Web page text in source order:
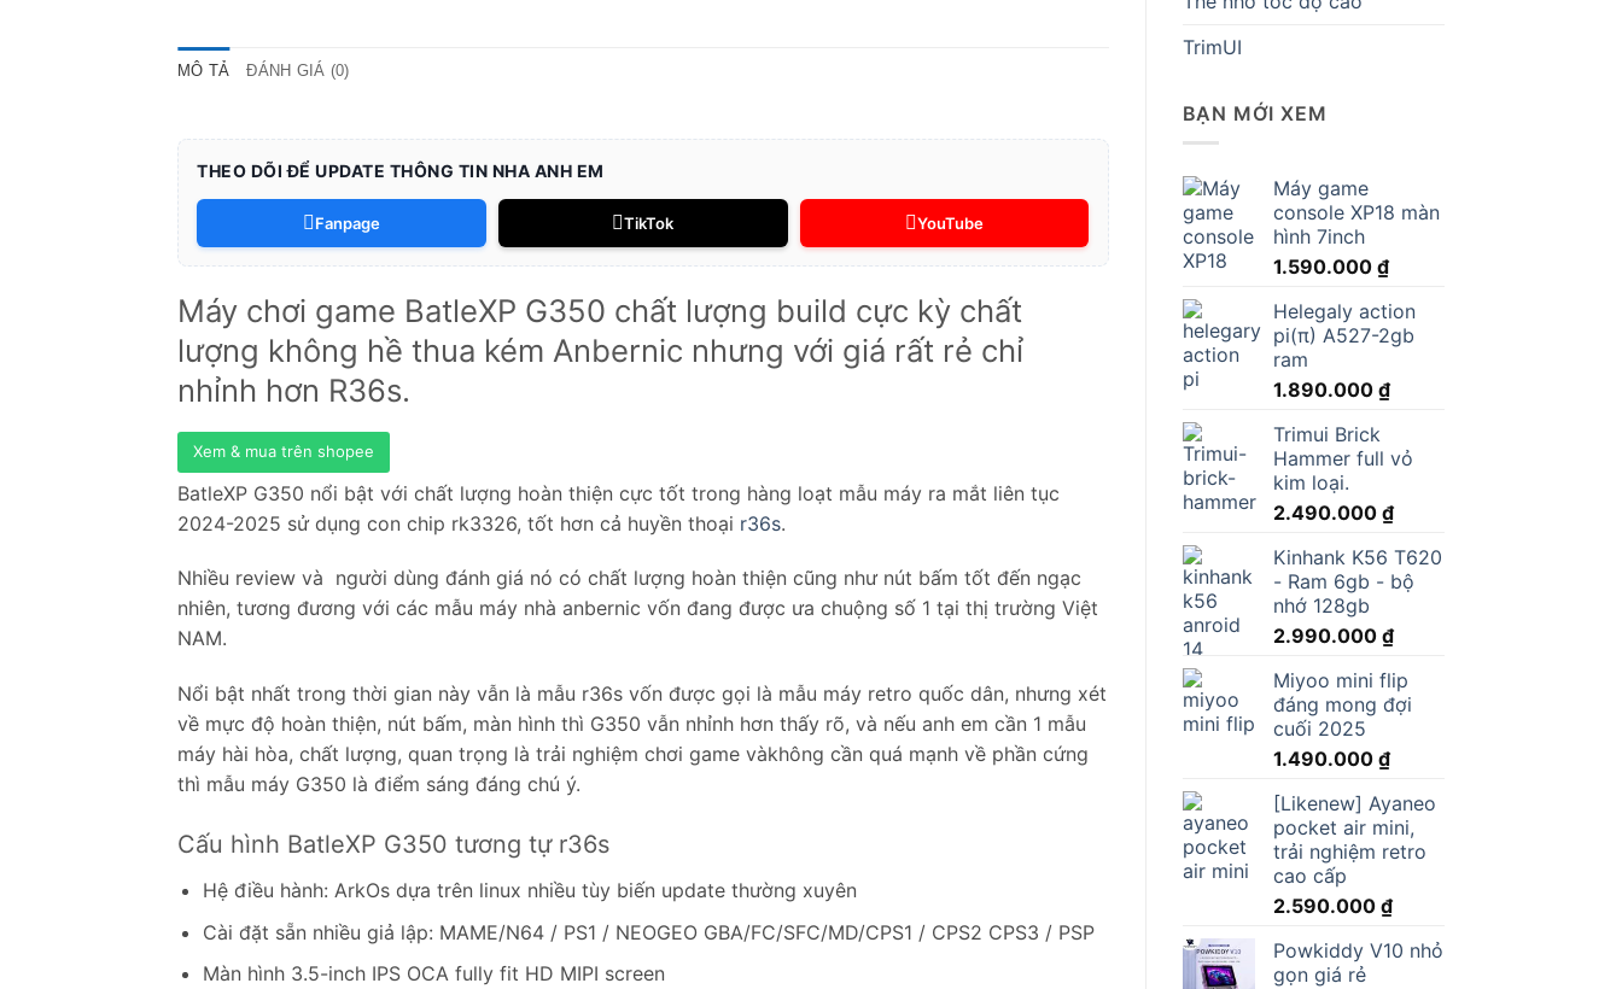
TrimUI
BẠN MỚI XEM
Máy game
console XP18 màn
hình 7inch
1.590.000 ₫
Helegaly action
pi(π) A527-2gb
ram
1.890.000 ₫
Trimui Brick
Hammer full vỏ
kim loại.
2.490.000 ₫
Kinhank K56 T620
- Ram 6gb - bộ
nhớ 128gb
2.990.000 ₫
Miyoo mini flip
đáng mong đợi
cuối 2025
1.490.000 ₫
[Likenew] Ayaneo
pocket air mini,
trải nghiệm retro
cao cấp
2.590.000 ₫
Powkiddy V10 nhỏ
gọn giá rẻ
MÔ TẢ ĐÁNH GIÁ (0)
THEO DÕI ĐỂ UPDATE THÔNG TIN NHA ANH EM
Fanpage TikTok YouTube
Máy chơi game BatleXP G350 chất lượng build cực kỳ chất
lượng không hề thua kém Anbernic nhưng với giá rất rẻ chỉ
nhỉnh hơn R36s.
Xem & mua trên shopee
BatleXP G350 nổi bật với chất lượng hoàn thiện cực tốt trong hàng loạt mẫu máy ra mắt liên tục
2024-2025 sử dụng con chip rk3326, tốt hơn cả huyền thoại r36s.
Nhiều review và người dùng đánh giá nó có chất lượng hoàn thiện cũng như nút bấm tốt đến ngạc
nhiên, tương đương với các mẫu máy nhà anbernic vốn đang được ưa chuộng số 1 tại thị trường Việt
NAM.
Nổi bật nhất trong thời gian này vẫn là mẫu r36s vốn được gọi là mẫu máy retro quốc dân, nhưng xét
về mực độ hoàn thiện, nút bấm, màn hình thì G350 vẫn nhỉnh hơn thấy rõ, và nếu anh em cần 1 mẫu
máy hài hòa, chất lượng, quan trọng là trải nghiệm chơi game vàkhông cần quá mạnh về phần cứng
thì mẫu máy G350 là điểm sáng đáng chú ý.
Cấu hình BatleXP G350 tương tự r36s
Hệ điều hành: ArkOs dựa trên linux nhiều tùy biến update thường xuyên
Cài đặt sẵn nhiều giả lập: MAME/N64 / PS1 / NEOGEO GBA/FC/SFC/MD/CPS1 / CPS2 CPS3 / PSP
Màn hình 3.5-inch IPS OCA fully fit HD MIPI screen